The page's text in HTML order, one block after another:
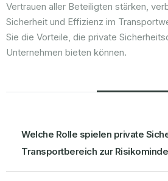
Vertrauen aller Beteiligten stärken,
Sicherheit und Effizienz im
Sie die Vorteile, die private
Unternehmen bieten können.
Welche Rolle spielen private
Transportbereich zur